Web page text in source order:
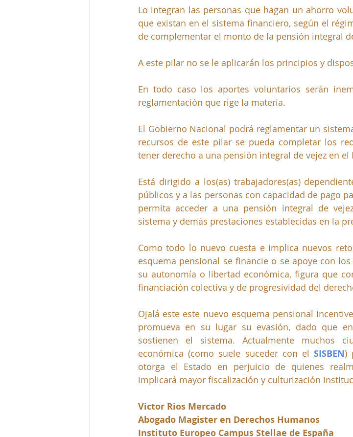
Lo integran las personas que hagan un ahorro
que existan en el sistema financiero, según el
de complementar el monto de la pensión integral
A este pilar no se le aplicarán los principios y
En todo caso los aportes voluntarios serán
reglamentación que rige la materia.
El Gobierno Nacional podrá reglamentar un
recursos de este pilar se pueda completar los
tener derecho a una pensión integral de vejez en
Está dirigido a los(as) trabajadores(as)
públicos y a las personas con capacidad de pago
permita acceder a una pensión integral de
sistema y demás prestaciones establecidas en la
Como todo lo nuevo cuesta e implica nuevos
esquema pensional se financie o se apoye con
su autonomía o libertad económica, figura que
financiación colectiva y de progresividad del
Ojalá este este nuevo esquema pensional
promueva en su lugar su evasión, dado que
sostienen el sistema. Actualmente muchos
económica (como suele suceder con el SISBEN)
otorga el Estado en perjuicio de quienes
implicará mayor fiscalización y culturización
Victor Rios Mercado
Abogado Magister en Derechos Humanos
Instituto Europeo Campus Stellae de España